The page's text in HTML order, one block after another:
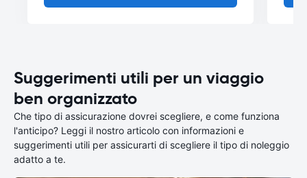
Suggerimenti utili per un viaggio
ben organizzato
Che tipo di assicurazione dovrei scegliere, e come funziona
l'anticipo? Leggi il nostro articolo con informazioni e
suggerimenti utili per assicurarti di scegliere il tipo di noleggio
adatto a te.